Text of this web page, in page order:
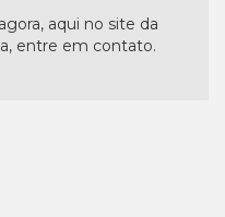
aqui no site da
entre em contato.